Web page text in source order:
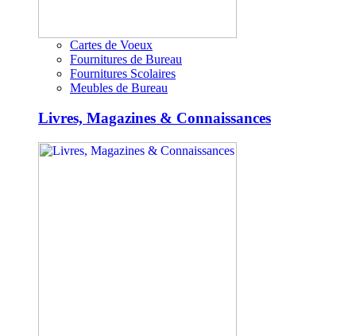
Cartes de Voeux
Fournitures de Bureau
Fournitures Scolaires
Meubles de Bureau
Livres, Magazines & Connaissances